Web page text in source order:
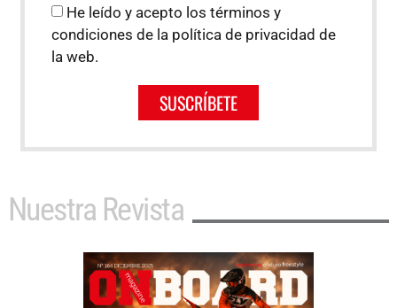
He leído y acepto los términos y
condiciones de la política de privacidad de
la web.
SUSCRÍBETE
Nuestra Revista